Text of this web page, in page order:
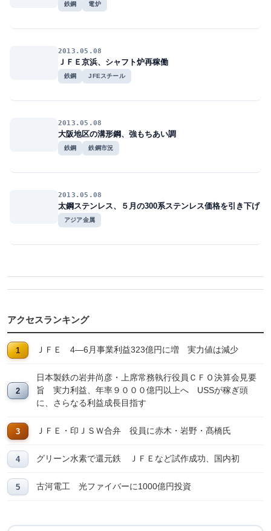
鉄鋼 電炉
2013.05.08
ＪＦＥ京浜、シャフト炉再稼働
鉄鋼 JFEスチール
2013.05.08
大阪地区の溝形鋼、強もちあい調
鉄鋼 鉄鋼市況
2013.05.08
太鋼ステンレス、５月の300系ステンレス価格を引き下げ
アジア金属
アクセスランキング
ＪＦＥ 4―6月事業利益323億円に増 実力値は減少
日本製鉄の岩井尚彦・上席常務執行役員ＣＦＯ決算会見要
旨 実力利益、年率９０００億円以上へ USSが稼ぎ頭
に、さらなる利益成長目指す
ＪＦＥ・印ＪＳＷ合弁 役員に赤木・岩野・髙橋氏
グリーン水素で還元鉄 ＪＦＥなど試作成功、国内初
古河電工 光ファイバーに1000億円投資